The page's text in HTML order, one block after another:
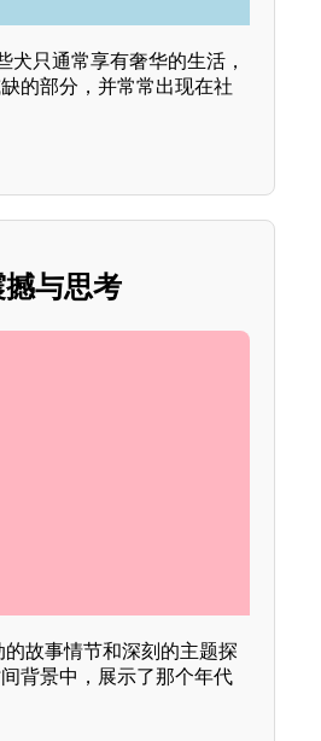
犬只通常享有奢华的生活，
的部分，并常常出现在社
与思考
故事情节和深刻的主题探
背景中，展示了那个年代